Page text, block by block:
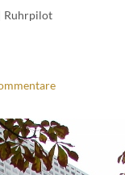
Ruhrpilot